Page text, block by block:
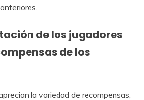
de los jugadores
de los
la variedad de recompensas,